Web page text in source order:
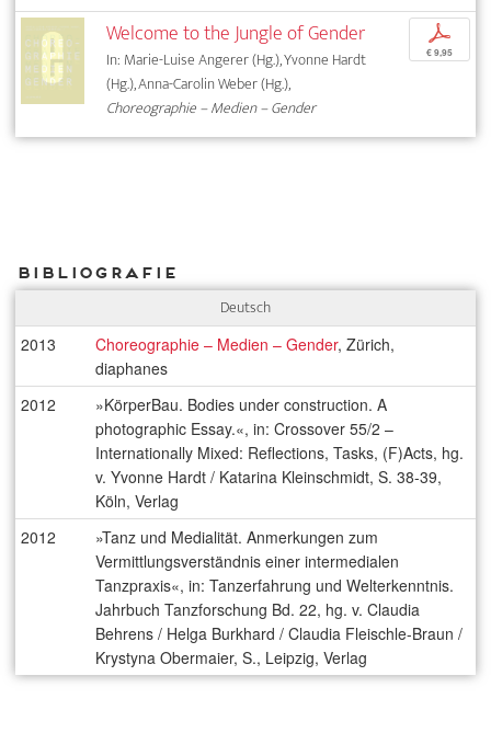
Welcome to the Jungle of Gender
In: Marie-Luise Angerer (Hg.), Yvonne Hardt
(Hg.), Anna-Carolin Weber (Hg.),
Choreographie – Medien – Gender
p
€ 9,95
Bibliografie
Deutsch
2013 Choreographie – Medien – Gender, Zürich,
diaphanes
2012
»KörperBau. Bodies under construction. A
photographic Essay.«, in: Crossover 55/2 –
Internationally Mixed: Reflections, Tasks, (F)Acts, hg.
v. Yvonne Hardt / Katarina Kleinschmidt, S. 38-39,
Köln, Verlag
2012
»Tanz und Medialität. Anmerkungen zum
Vermittlungsverständnis einer intermedialen
Tanzpraxis«, in: Tanzerfahrung und Welterkenntnis.
Jahrbuch Tanzforschung Bd. 22, hg. v. Claudia
Behrens / Helga Burkhard / Claudia Fleischle-Braun /
Krystyna Obermaier, S., Leipzig, Verlag